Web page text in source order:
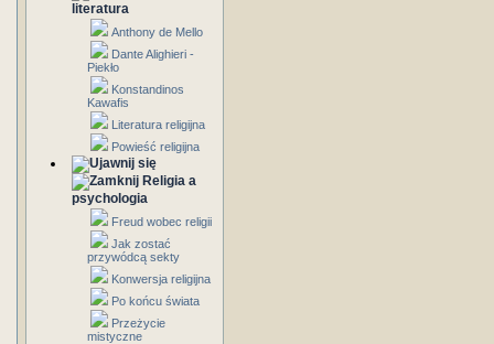
literatura
Anthony de Mello
Dante Alighieri -
Piekło
Konstandinos
Kawafis
Literatura religijna
Powieść religijna
Religia a
psychologia
Freud wobec religii
Jak zostać
przywódcą sekty
Konwersja religijna
Po końcu świata
Przeżycie
mistyczne